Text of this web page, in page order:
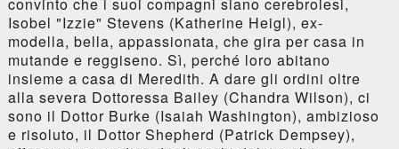
Isobel "Izzie" Stevens (Katherine Heigl), ex-
modella, bella, appassionata, che gira per casa in
mutande e reggiseno. Sì, perché loro abitano
insieme a casa di Meredith. A dare gli ordini oltre
alla severa Dottoressa Bailey (Chandra Wilson), ci
sono il Dottor Burke (Isaiah Washington), ambizioso
e risoluto, il Dottor Shepherd (Patrick Dempsey),